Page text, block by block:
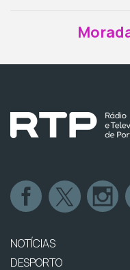
NOTÍCIAS
DESPORTO